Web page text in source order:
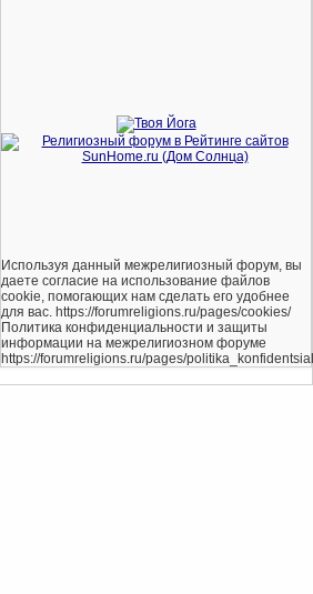
Используя данный межрелигиозный форум, вы
даете согласие на использование файлов
cookie, помогающих нам сделать его удобнее
для вас. https://forumreligions.ru/pages/cookies/
Политика конфиденциальности и защиты
информации на межрелигиозном форуме
https://forumreligions.ru/pages/